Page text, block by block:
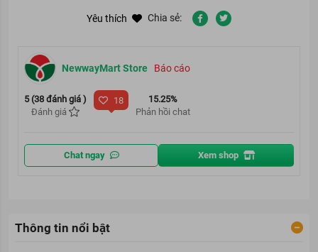
NewwayMart Store Báo cáo
5 (38 đánh giá )
Đánh giá
18
15.25%
Phản hồi chat
Chat ngay Xem shop
Yêu thích Chia sẻ:
Thông tin nổi bật